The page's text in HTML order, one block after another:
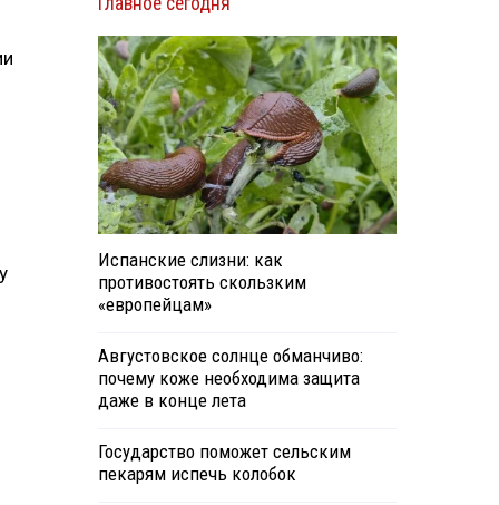
Испанские слизни: как
противостоять скользким
«европейцам»
Августовское солнце обманчиво:
почему коже необходима защита
даже в конце лета
Государство поможет сельским
пекарям испечь колобок